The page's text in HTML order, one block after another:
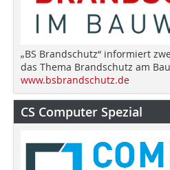
„BS Brandschutz“ informiert
das Thema Brandschutz am
www.bsbrandschutz.de
CS Computer Spezial